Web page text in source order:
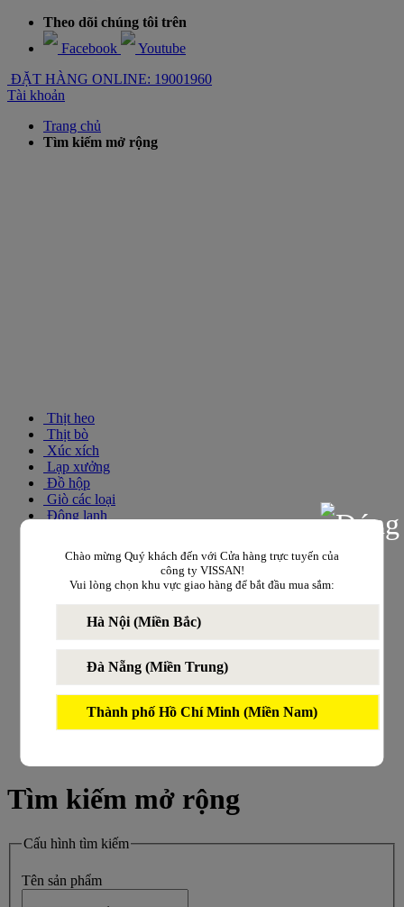
Chào mừng Quý khách đến với Cửa hàng trực tuyến của
công ty VISSAN!
Vui lòng chọn khu vực giao hàng để bắt đầu mua sắm:
Hà Nội (Miền Bắc)
Đà Nẵng (Miền Trung)
Thành phố Hồ Chí Minh (Miền Nam)
Theo dõi chúng tôi trên
Facebook
Youtube
ĐẶT HÀNG ONLINE: 19001960
Tài khoản
Trang chủ
Tìm kiếm mở rộng
Thịt heo
Thịt bò
Xúc xích
Lạp xưởng
Đồ hộp
Giò các loại
Đông lạnh
Chế biến khô
Gia vị
Thực phẩm chay
Thịt bò
Tìm kiếm mở rộng
Cấu hình tìm kiếm
Tên sản phẩm